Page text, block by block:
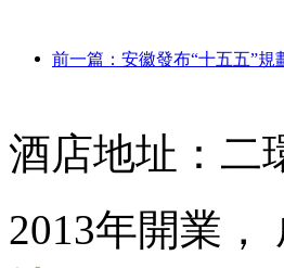
酒店地址：二
2013年開業